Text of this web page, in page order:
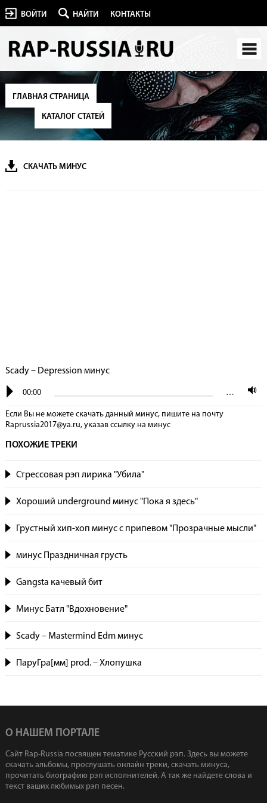
ВОЙТИ НАЙТИ КОНТАКТЫ
ГЛАВНАЯ СТРАНИЦА
КАТАЛОГ СТАТЕЙ
СКАЧАТЬ МИНУС
Scady – Depression минус
00:00 …
Если Вы не можете скачать данный минус, пишите на почту
Raprussia2017@ya.ru, указав сcылку на минус
ПОХОЖИЕ ТРЕКИ
Стрессовая рэп лирика "Убила"
Хороший underground минус "Пока я здесь"
Грустный хип-хоп минус с припевом "Прозрачные мысли"
минус Праздничная грусть
Gangsta качевый бит
Минус Батл "Вдохновение"
Scady – Mastermind Edm минус
ПаруГра[мм] prod. – Хлопушка
О НАШЕМ ПОРТАЛЕ
Сайт Rap-Russia посвящен тематике Русский рэп. Здесь вы можете
скачать альбомы, прослушать онлайн треки, скачать минуса,
прочитать биографию рэп исполнителей. А так же найдете слова и
текст ваших любимых рэп песен.